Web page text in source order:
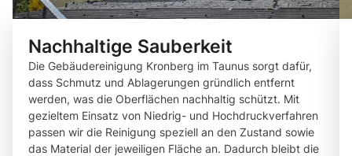
Nachhaltige Sauberkeit
Die Gebäudereinigung Kronberg im Taunus sorgt dafür,
dass Schmutz und Ablagerungen gründlich entfernt
werden, was die Oberflächen nachhaltig schützt. Mit
gezieltem Einsatz von Niedrig- und Hochdruckverfahren
passen wir die Reinigung speziell an den Zustand sowie
das Material der jeweiligen Fläche an. Dadurch bleibt die